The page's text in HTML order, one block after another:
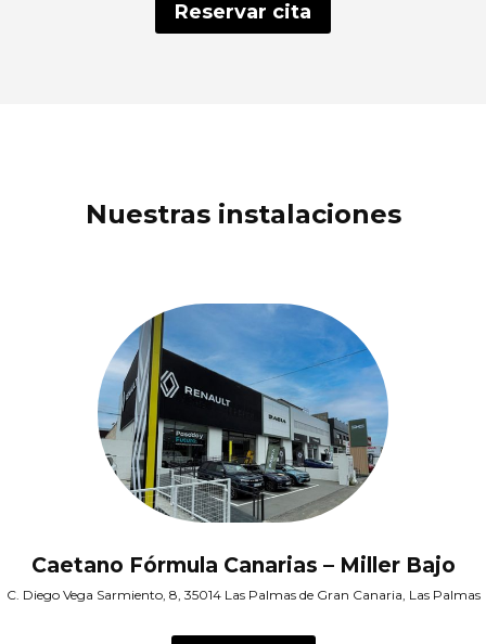
Reservar cita
Nuestras instalaciones
Caetano Fórmula Canarias – Miller Bajo
C. Diego Vega Sarmiento, 8, 35014 Las Palmas de Gran Canaria, Las Palmas